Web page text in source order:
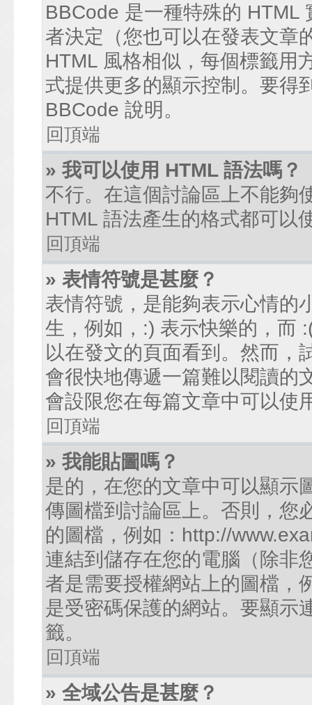
BBCode 是一種特殊的 HTML
者決定（您也可以在發表文章
HTML 風格相似，每個標籤用
式提供更多的顯示控制。要得
BBCode 說明。
回頂端
» 我可以使用 HTML 語法嗎？
不行。在這個討論區上不能夠
HTML 語法產生的格式都可以
回頂端
» 表情符號是甚麼？
表情符號，是能夠表示心情的
生，例如，:) 表示快樂的，而
以在發文的頁面看到。然而，
會很快地傳遞一篇難以閱讀的
會設限您在每篇文章中可以使
回頂端
» 我能貼圖嗎？
是的，在您的文章中可以顯示
傳圖檔到討論區上。否則，您
的圖檔，例如：http://
連結到儲存在您的電腦（除非
者是需要授權網站上的圖檔，
是受密碼保護的網站。要顯示
籤。
回頂端
» 全域公告是甚麼？